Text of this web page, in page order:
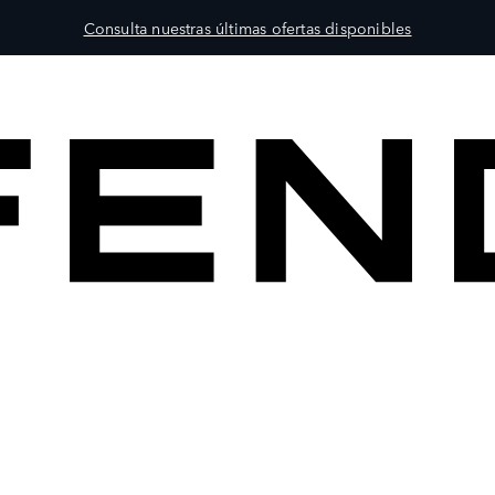
Consulta nuestras últimas ofertas disponibles